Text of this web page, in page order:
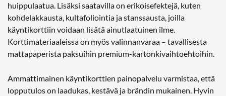
huippulaatua. Lisäksi saatavilla on erikoisefektejä, kuten
kohdelakkausta, kultafoliointia ja stanssausta, joilla
käyntikorttiin voidaan lisätä ainutlaatuinen ilme.
Korttimateriaaleissa on myös valinnanvaraa – tavallisesta
mattapaperista paksuihin premium-kartonkivaihtoehtoihin.
Ammattimainen käyntikorttien painopalvelu varmistaa, että
lopputulos on laadukas, kestävä ja brändin mukainen. Hyvin